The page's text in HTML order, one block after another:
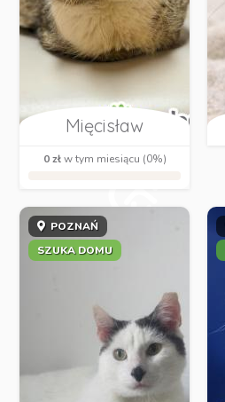
Mięcisław
0 złw tym miesiącu (0%)
POZNAŃ
SZUKA DOMU